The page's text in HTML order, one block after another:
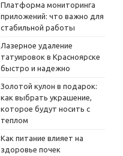
Платформа мониторинга
приложений: что важно для
стабильной работы
Лазерное удаление
татуировок в Красноярске
быстро и надежно
Золотой кулон в подарок:
как выбрать украшение,
которое будут носить с
теплом
Как питание влияет на
здоровье почек